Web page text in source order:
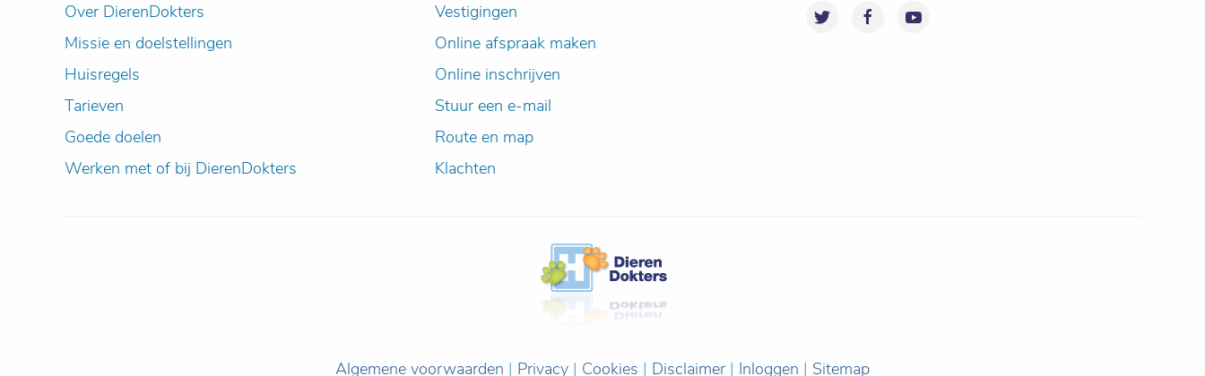
Over DierenDokters
Missie en doelstellingen
Huisregels
Tarieven
Goede doelen
Werken met of bij DierenDokters
Vestigingen
Online afspraak maken
Online inschrijven
Stuur een e-mail
Route en map
Klachten
Algemene voorwaarden | Privacy | Cookies | Disclaimer | Inloggen | Sitemap